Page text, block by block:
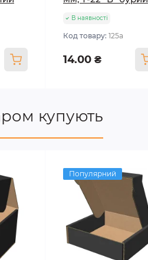
В наявності
Код товару: 125а
14.00 ₴
купують
Популярний